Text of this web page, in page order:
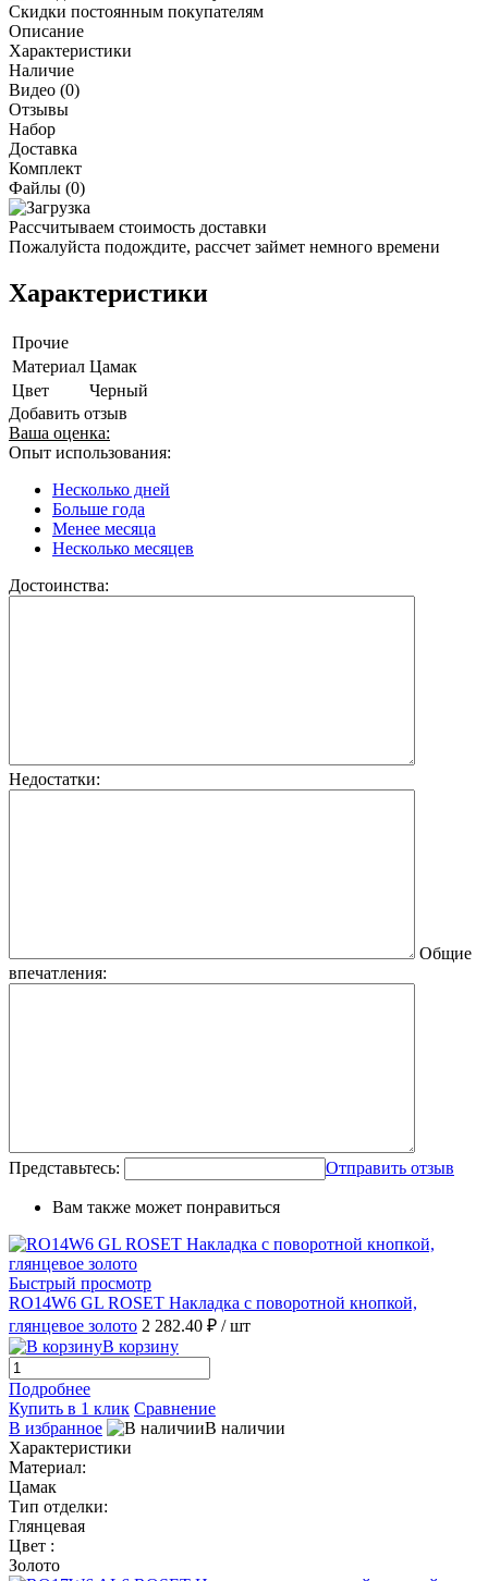
Скидки постоянным покупателям
Описание
Характеристики
Наличие
Видео (0)
Отзывы
Набор
Доставка
Комплект
Файлы (0)
Рассчитываем стоимость доставки
Пожалуйста подождите, рассчет займет немного времени
Характеристики
Прочие
Материал Цамак
Цвет
Черный
Добавить отзыв
Ваша оценка:
Опыт использования:
Несколько дней
Больше года
Менее месяца
Несколько месяцев
Достоинства:
Недостатки:
Общие
впечатления:
Представьтесь: Отправить отзыв
Вам также может понравиться
Быстрый просмотр
RO14W6 GL ROSET Накладка с поворотной кнопкой,
глянцевое золото 2 282.40 ₽ / шт
В корзину
Подробнее
Купить в 1 клик Сравнение
В избранное
В наличии
Характеристики
Материал:
Цамак
Тип отделки:
Глянцевая
Цвет :
Золото